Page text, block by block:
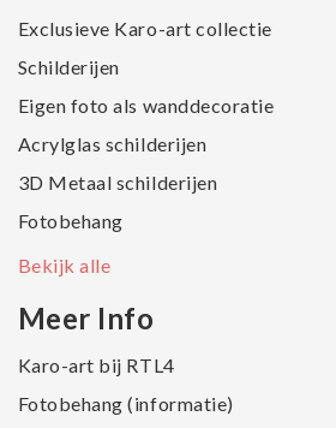
Exclusieve Karo-art collectie
Schilderijen
Eigen foto als wanddecoratie
Acrylglas schilderijen
3D Metaal schilderijen
Fotobehang
Bekijk alle
Meer Info
Karo-art bij RTL4
Fotobehang (informatie)